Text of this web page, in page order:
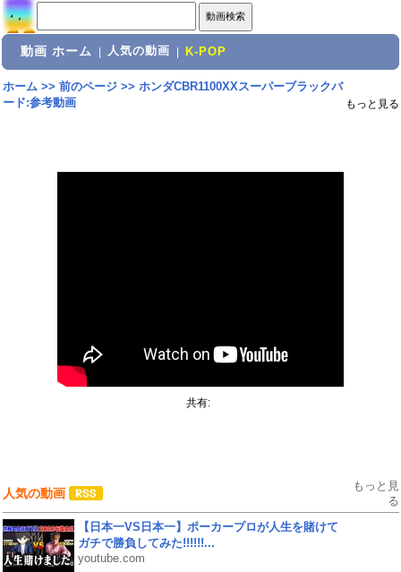
動画 ホーム 人気の動画 K-POP
ホーム>> 前のページ>> ホンダCBR1100XXスーパーブラックバ
ード:参考動画
もっと見る
共有:
人気の動画
もっと見
る
【日本一VS日本一】ポーカープロが人生を賭けて
ガチで勝負してみた!!!!!!...
youtube.com